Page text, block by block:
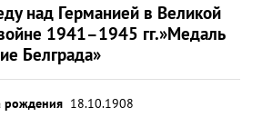
над Германией в Великой
1941–1945 гг.»Медаль
Белграда»
рождения 18.10.1908